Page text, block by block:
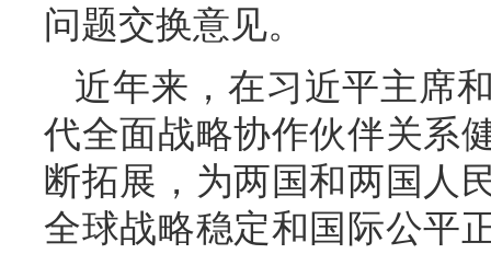
问题交换意见。
近年来，在习近平主席
代全面战略协作伙伴关系
断拓展，为两国和两国人
全球战略稳定和国际公平